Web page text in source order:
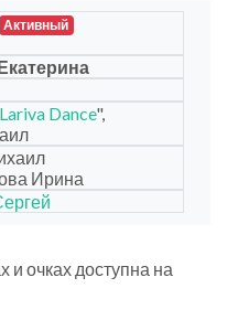
Активный
Dance",
Ирина
очках доступна на